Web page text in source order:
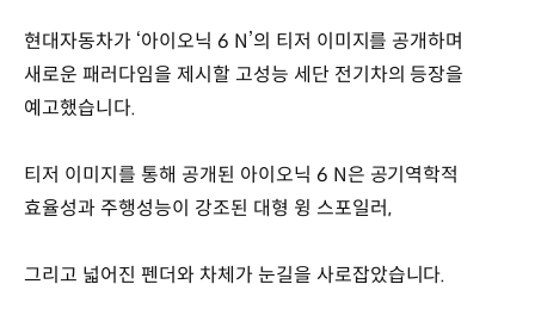
현대자동차가 ‘아이오닉 6 N’의 티저 이미지를 공개하며
새로운 패러다임을 제시할 고성능 세단 전기차의 등장을
예고했습니다.
티저 이미지를 통해 공개된 아이오닉 6 N은 공기역학적
효율성과 주행성능이 강조된 대형 윙 스포일러,
그리고 넓어진 펜더와 차체가 눈길을 사로잡았습니다.